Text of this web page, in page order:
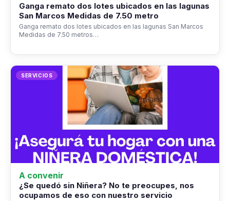
Ganga remato dos lotes ubicados en las lagunas
San Marcos Medidas de 7.50 metro
Ganga remato dos lotes ubicados en las lagunas San Marcos
Medidas de 7.50 metros…
SERVICIOS
A convenir
¿Se quedó sin Niñera? No te preocupes, nos
ocupamos de eso con nuestro servicio